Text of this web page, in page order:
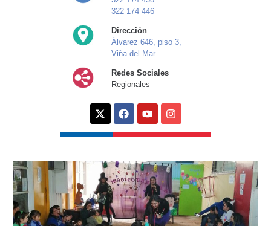
322 174 446
Dirección
Álvarez 646, piso 3,
Viña del Mar.
Redes Sociales
Regionales